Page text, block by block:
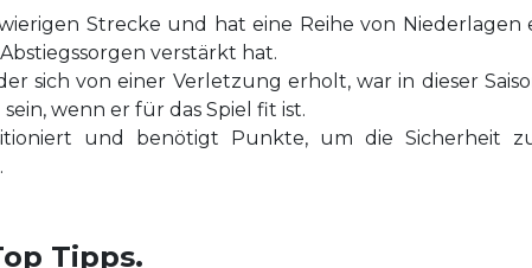
Strecke und hat eine Reihe von
verstärkt hat.
sich von einer Verletzung erholt, war in dieser
wenn er für das Spiel fit ist.
und benötigt Punkte, um die Sicherheit
Tipps.